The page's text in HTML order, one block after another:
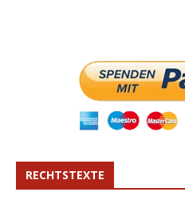
RECHTSTEXTE